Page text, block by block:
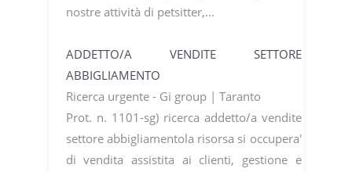
nostre attività di petsitter,...
ADDETTO/A VENDITE SETTORE
ABBIGLIAMENTO
Ricerca urgente - Gi group | Taranto
Prot. n. 1101-sg) ricerca addetto/a vendite
settore abbigliamentola risorsa si occupera'
di vendita assistita ai clienti, gestione e